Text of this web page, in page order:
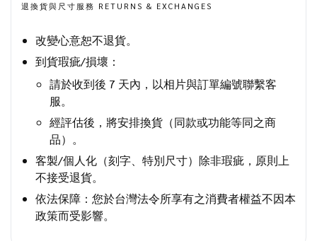
退換貨與尺寸服務 RETURNS & EXCHANGES
改變心意恕不退貨。
到貨瑕疵/損壞：
請於收到後 7 天內，以相片與訂單編號聯繫客
服。
經評估後，將安排換貨（同款或功能等同之商
品）。
客製/個人化（刻字、特別尺寸）除非瑕疵，原則上
不接受退貨。
依法保障：您於台灣法令所享有之消費者權益不因本
政策而受影響。